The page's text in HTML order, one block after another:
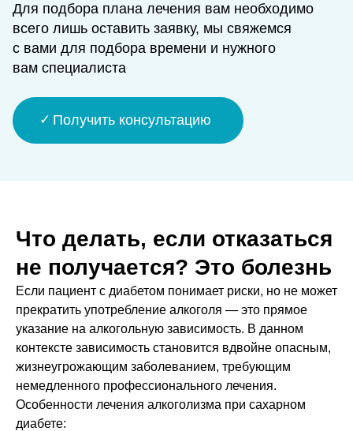
Для подбора плана лечения вам необходимо
всего лишь оставить заявку, мы свяжемся
с вами для подбора времени и нужного
вам специалиста
Получить консультацию
Что делать, если отказаться
не получается? Это болезнь
Если пациент с диабетом понимает риски, но не может
прекратить употребление алкоголя — это прямое
указание на алкогольную зависимость. В данном
контексте зависимость становится вдвойне опасным,
жизнеугрожающим заболеванием, требующим
немедленного профессионального лечения.
Особенности лечения алкоголизма при сахарном
диабете: